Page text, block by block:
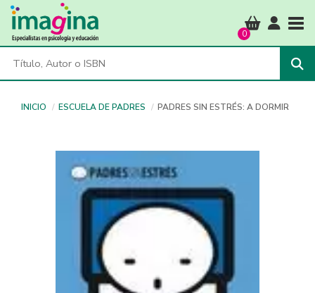
0
INICIO ESCUELA DE PADRES PADRES SIN ESTRÉS: A DORMIR